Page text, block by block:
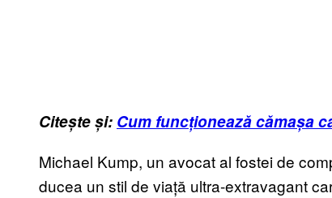
Citește și: Cum funcționează cămașa
Michael Kump, un avocat al fostei de
ducea un stil de viață ultra-extravagant